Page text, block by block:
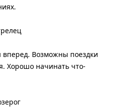
Возможны поездки
Хорошо начинать что-